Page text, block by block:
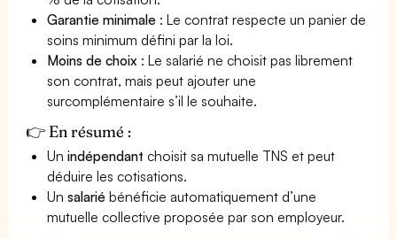
Garantie minimale : Le contrat respecte un panier de
soins minimum défini par la loi.
Moins de choix : Le salarié ne choisit pas librement
son contrat, mais peut ajouter une
surcomplémentaire s’il le souhaite.
👉 En résumé :
Unindépendant choisit sa mutuelle TNS et peut
déduire les cotisations.
Unsalarié bénéficie automatiquement d’une
mutuelle collective proposée par son employeur.